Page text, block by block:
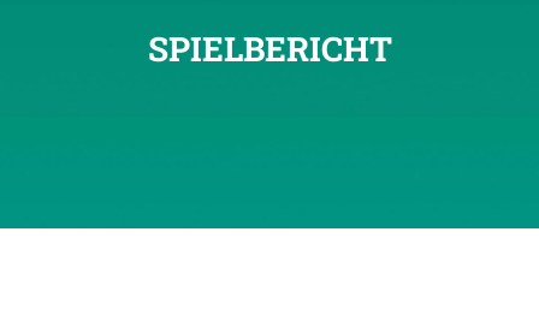
SPIELBERICHT